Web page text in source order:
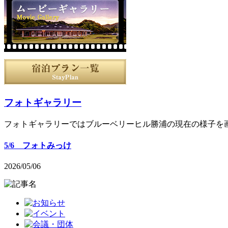
フォトギャラリー
フォトギャラリーではブルーベリーヒル勝浦の現在の様子を
5/6 フォトみっけ
2026/05/06